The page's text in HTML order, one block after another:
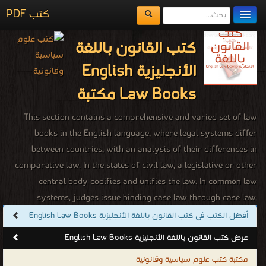
كتب PDF
مكتبة الكتب
المكتبات
يُقرأ حالياً
اضف كتاب
كتب القانون باللغة
الأنجليزية English
Law Books مكتبة
This section contains a comprehensive and varied set of law
books in the English language, where legal systems differ
between countries, with an analysis of their differences in
comparative law. In the states of civil law, a legislative or other
central body codifies and unifies the law. In common law
systems, judges issue binding case law through case law,
although sometimes the law of case law may be overturned by a
Supreme Court or a legislative body. Historically, religious law
has affected secular matters and is still used in some religious
societies. Sharia based on Islamic principles is .used as a basic
أفضل الكتب في كتب القانون باللغة الأنجليزية English Law Books
عرض كتب القانون باللغة الأنجليزية English Law Books
مكتبة كتب علوم سياسية وقانونية